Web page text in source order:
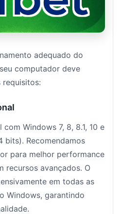
adequado do
computador deve
requisitos:
Windows 7, 8, 8.1, 10 e
bits). Recomendamos
para melhor performance
recursos avançados. O
em todas as
Windows, garantindo